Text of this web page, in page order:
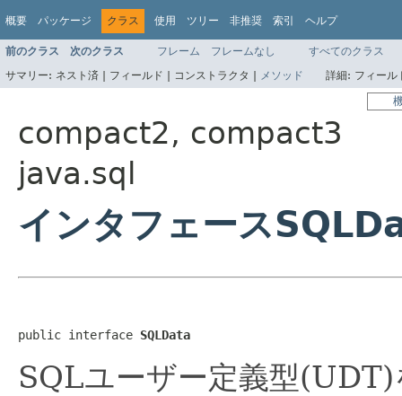
概要 パッケージ クラス 使用 ツリー 非推奨 索引 ヘルプ
前のクラス 次のクラス フレーム フレームなし
すべてのクラス
サマリー: ネスト済 | フィールド | コンストラクタ | メソッド 詳細: フィー
compact2, compact3
java.sql
インタフェース
public interface SQLData
SQLユーザー定義型